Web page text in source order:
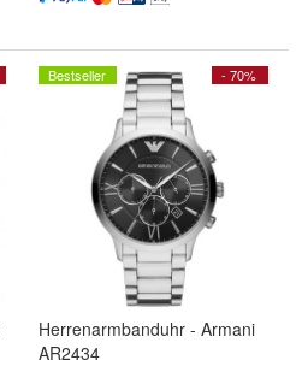
- 70%
Bestseller
Herrenarmbanduhr - Armani
AR2434